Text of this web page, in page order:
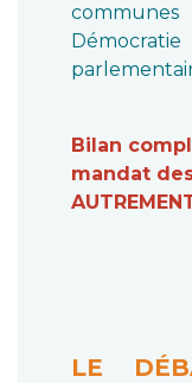
Bilan
mandat
LE